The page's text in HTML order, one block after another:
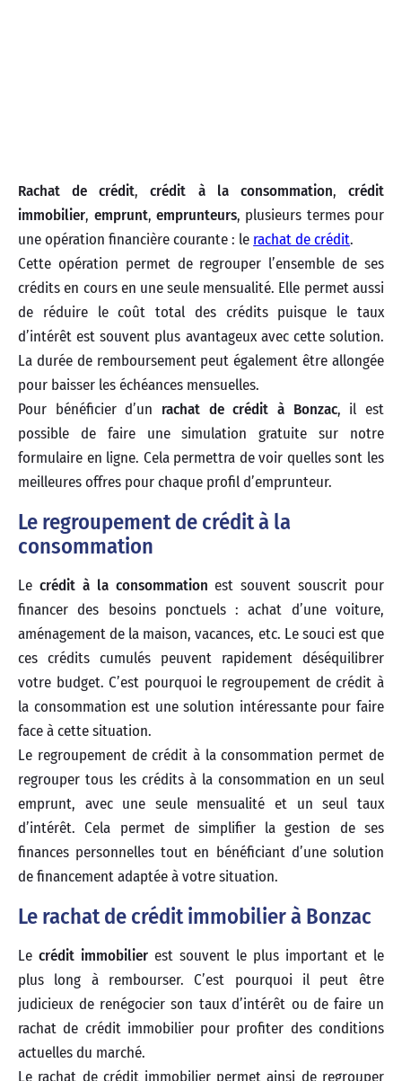
Rachat de crédit,crédit à la consommation, crédit
immobilier, emprunt, emprunteurs, plusieurs termes pour
une opération financière courante : le rachat de crédit.
Cette opération permet de regrouper l’ensemble de ses
crédits en cours en une seule mensualité. Elle permet aussi
de réduire le coût total des crédits puisque le taux
d’intérêt est souvent plus avantageux avec cette solution.
La durée de remboursement peut également être allongée
pour baisser les échéances mensuelles.
Pour bénéficier d’un rachat de crédit à Bonzac, il est
possible de faire une simulation gratuite sur notre
formulaire en ligne. Cela permettra de voir quelles sont les
meilleures offres pour chaque profil d’emprunteur.
Le regroupement de crédit à la
consommation
Le crédit à la consommation est souvent souscrit pour
financer des besoins ponctuels : achat d’une voiture,
aménagement de la maison, vacances, etc. Le souci est que
ces crédits cumulés peuvent rapidement déséquilibrer
votre budget. C’est pourquoi le regroupement de crédit à
la consommation est une solution intéressante pour faire
face à cette situation.
Le regroupement de crédit à la consommation permet de
regrouper tous les crédits à la consommation en un seul
emprunt, avec une seule mensualité et un seul taux
d’intérêt. Cela permet de simplifier la gestion de ses
finances personnelles tout en bénéficiant d’une solution
de financement adaptée à votre situation.
Le rachat de crédit immobilier à Bonzac
Lecrédit immobilier est souvent le plus important et le
plus long à rembourser. C’est pourquoi il peut être
judicieux de renégocier son taux d’intérêt ou de faire un
rachat de crédit immobilier pour profiter des conditions
actuelles du marché.
Le rachat de crédit immobilier permet ainsi de regrouper